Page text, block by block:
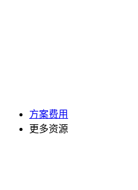
方案费用
更多资源